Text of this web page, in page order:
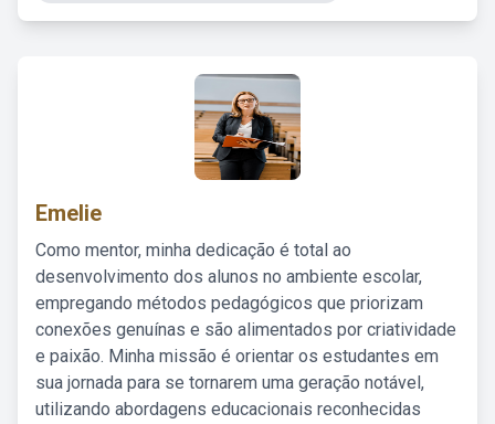
Emelie
Como mentor, minha dedicação é total ao
desenvolvimento dos alunos no ambiente escolar,
empregando métodos pedagógicos que priorizam
conexões genuínas e são alimentados por criatividade
e paixão. Minha missão é orientar os estudantes em
sua jornada para se tornarem uma geração notável,
utilizando abordagens educacionais reconhecidas